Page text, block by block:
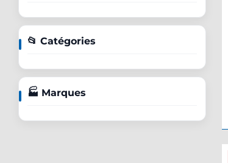
📂 Catégories
🏭 Marques